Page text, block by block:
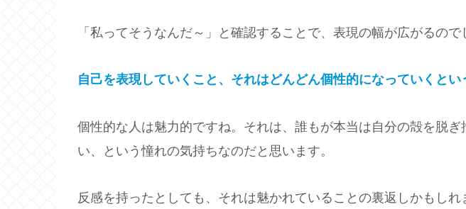
「私ってそうなんだ～」と確認することで、表現の幅が広がるので
自己を表現していくこと、それはどんどん個性的になっていくとい
個性的な人は魅力的ですね。それは、誰もが本当は自分の殻を脱ぎ
い、という憧れの気持ちなのだと思います。
反感を持ったとしても、それは魅かれていることの裏返しかもしれ